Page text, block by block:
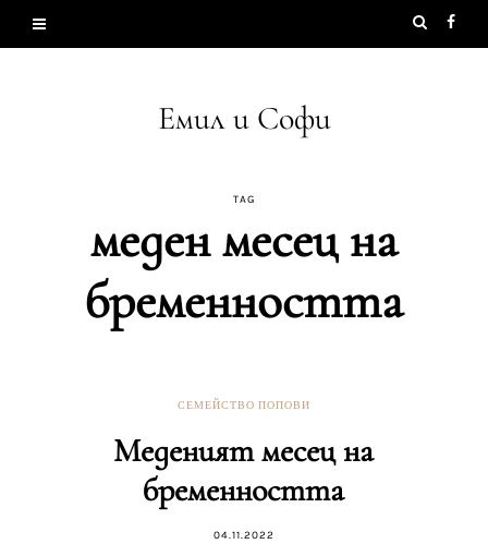
Емил и Софи
TAG
меден месец на
бременността
СЕМЕЙСТВО ПОПОВИ
Меденият месец на
бременността
04.11.2022